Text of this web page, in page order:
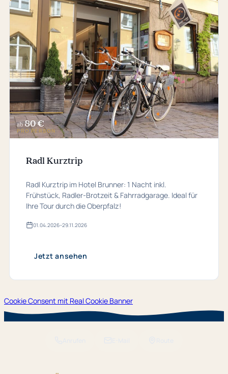
ab 80 €
PRO PERSON
Radl Kurztrip
Radl Kurztrip im Hotel Brunner: 1 Nacht inkl.
Frühstück, Radler-Brotzeit & Fahrradgarage. Ideal für
Ihre Tour durch die Oberpfalz!
01.​04.​2026–29.​11.​2026
Gültig
2026Jetzt ansehen
Cookie Consent mit Real Cookie Banner